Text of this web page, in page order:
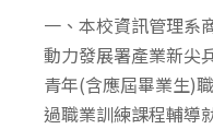
一、本校資訊管理系
動力發展署產業新尖
青年(含應屆畢業生)
過職業訓練課程輔導